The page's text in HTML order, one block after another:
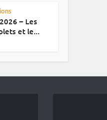
– Les
et le...